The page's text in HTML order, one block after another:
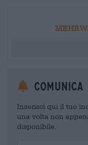
Comunica
Inserisci qui il tuo
una volta non
disponibile.